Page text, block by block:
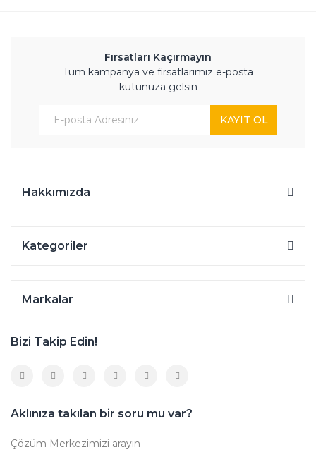
Fırsatları Kaçırmayın
Tüm kampanya ve fırsatlarımız e-posta
kutunuza gelsin
KAYIT OL
Hakkımızda
Kategoriler
Markalar
Bizi Takip Edin!
Aklınıza takılan bir soru mu var?
Çözüm Merkezimizi arayın